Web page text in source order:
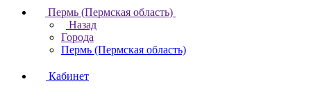
Пермь (Пермская область)
Назад
Города
Пермь (Пермская область)
Кабинет